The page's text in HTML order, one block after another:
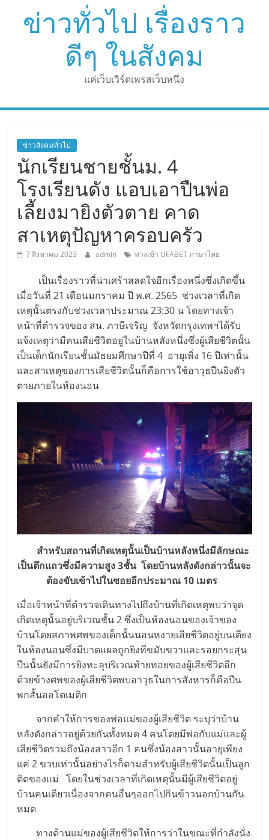
contentข่าวทั่วไป เรื่องราว
ดีๆ ในสังคม
แค่เว็บเวิร์ดเพรสเว็บหนึ่ง
ข่าวสังคมทั่วไป
นักเรียนชายชั้นม. 4
โรงเรียนดัง แอบเอาปืนพ่อ
เลี้ยงมายิงตัวตาย คาด
สาเหตุปัญหาครอบครัว
7 สิงหาคม 2023 admin ทางเข้า UFABET ภาษาไทย
เป็นเรื่องราวที่น่าเศร้าสลดใจอีกเรื่องหนึ่งซึ่งเกิดขึ้น
เมื่อวันที่ 21 เดือนมกราคม ปี พ.ศ. 2565 ช่วงเวลาที่เกิด
เหตุนั้นตรงกับช่วงเวลาประมาณ 23:30 น โดยทางเจ้า
หน้าที่ตำรวจของ สน. ภาษีเจริญ จังหวัดกรุงเทพฯได้รับ
แจ้งเหตุว่ามีคนเสียชีวิตอยู่ในบ้านหลังหนึ่งซึ่งผู้เสียชีวิตนั้น
เป็นเด็กนักเรียนชั้นมัธยมศึกษาปีที่ 4 อายุเพิ่ง 16 ปีเท่านั้น
และสาเหตุของการเสียชีวิตนั้นก็คือการใช้อาวุธปืนยิงตัว
ตายภายในห้องนอน
สำหรับสถานที่เกิดเหตุนั้นเป็นบ้านหลังหนึ่งมีลักษณะ
เป็นตึกแถวซึ่งมีความสูง 3ชั้น โดยบ้านหลังดังกล่าวนั้นจะ
ต้องขับเข้าไปในซอยอีกประมาณ 10 เมตร
เมื่อเจ้าหน้าที่ตำรวจเดินทางไปถึงบ้านที่เกิดเหตุพบว่าจุด
เกิดเหตุนั้นอยู่บริเวณชั้น 2 ซึ่งเป็นห้องนอนของเจ้าของ
บ้านโดยสภาพศพของเด็กนั้นนอนหงายเสียชีวิตอยู่บนเตียง
ในห้องนอนซึ่งมีบาดแผลถูกยิงที่ขมับขวาและรอยกระสุน
ปืนนั้นยังมีการยิงทะลุบริเวณท้ายทอยของผู้เสียชีวิตอีก
ด้วยข้างศพของผู้เสียชีวิตพบอาวุธในการสังหารก็คือปืน
พกสั้นออโตเมติก
จากคำให้การของพ่อแม่ของผู้เสียชีวิต ระบุว่าบ้าน
หลังดังกล่าวอยู่ด้วยกันทั้งหมด 4 คนโดยมีพ่อกับแม่และผู้
เสียชีวิตรวมถึงน้องสาวอีก 1 คนซึ่งน้องสาวนั้นอายุเพียง
แค่ 2 ขวบเท่านั้นอย่างไรก็ตามสำหรับผู้เสียชีวิตนั้นเป็นลูก
ติดของแม่ โดยในช่วงเวลาที่เกิดเหตุนั้นมีผู้เสียชีวิตอยู่
บ้านคนเดียวเนื่องจากคนอื่นๆออกไปกินข้าวนอกบ้านกัน
หมด
ทางด้านแม่ของผู้เสียชีวิตให้การว่าในขณะที่กำลังนั่ง